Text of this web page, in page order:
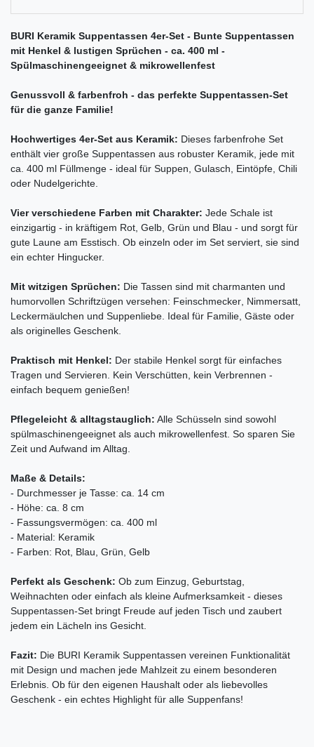
BURI Keramik Suppentassen 4er-Set - Bunte Suppentassen
mit Henkel & lustigen Sprüchen - ca. 400 ml -
Spülmaschinengeeignet & mikrowellenfest
Genussvoll & farbenfroh - das perfekte Suppentassen-Set
für die ganze Familie!
Hochwertiges 4er-Set aus Keramik: Dieses farbenfrohe Set
enthält vier große Suppentassen aus robuster Keramik, jede mit
ca. 400 ml Füllmenge - ideal für Suppen, Gulasch, Eintöpfe, Chili
oder Nudelgerichte.
Vier verschiedene Farben mit Charakter: Jede Schale ist
einzigartig - in kräftigem Rot, Gelb, Grün und Blau - und sorgt für
gute Laune am Esstisch. Ob einzeln oder im Set serviert, sie sind
ein echter Hingucker.
Mit witzigen Sprüchen: Die Tassen sind mit charmanten und
humorvollen Schriftzügen versehen: Feinschmecker, Nimmersatt,
Leckermäulchen und Suppenliebe. Ideal für Familie, Gäste oder
als originelles Geschenk.
Praktisch mit Henkel: Der stabile Henkel sorgt für einfaches
Tragen und Servieren. Kein Verschütten, kein Verbrennen -
einfach bequem genießen!
Pflegeleicht & alltagstauglich: Alle Schüsseln sind sowohl
spülmaschinengeeignet als auch mikrowellenfest. So sparen Sie
Zeit und Aufwand im Alltag.
Maße & Details:
- Durchmesser je Tasse: ca. 14 cm
- Höhe: ca. 8 cm
- Fassungsvermögen: ca. 400 ml
- Material: Keramik
- Farben: Rot, Blau, Grün, Gelb
Perfekt als Geschenk: Ob zum Einzug, Geburtstag,
Weihnachten oder einfach als kleine Aufmerksamkeit - dieses
Suppentassen-Set bringt Freude auf jeden Tisch und zaubert
jedem ein Lächeln ins Gesicht.
Fazit: Die BURI Keramik Suppentassen vereinen Funktionalität
mit Design und machen jede Mahlzeit zu einem besonderen
Erlebnis. Ob für den eigenen Haushalt oder als liebevolles
Geschenk - ein echtes Highlight für alle Suppenfans!